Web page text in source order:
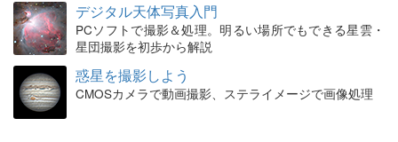
デジタル天体写真入門
PCソフトで撮影＆処理。明るい場所でもできる星雲・
星団撮影を初歩から解説
惑星を撮影しよう
CMOSカメラで動画撮影、ステライメージで画像処理